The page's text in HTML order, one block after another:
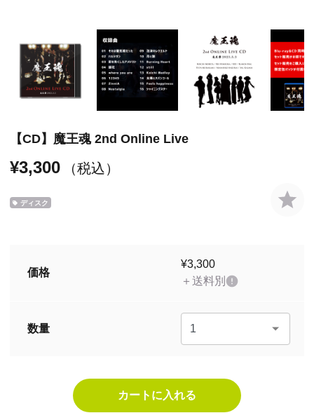
【CD】魔王魂 2nd Online Live
¥3,300 （税込）
ディスク
価格
¥3,300
＋送料別
数量